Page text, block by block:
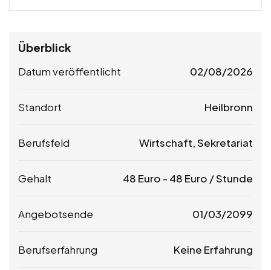
Überblick
Datum veröffentlicht 02/08/2026
Standort Heilbronn
Berufsfeld Wirtschaft, Sekretariat
Gehalt 48 Euro - 48 Euro / Stunde
Angebotsende 01/03/2099
Berufserfahrung Keine Erfahrung